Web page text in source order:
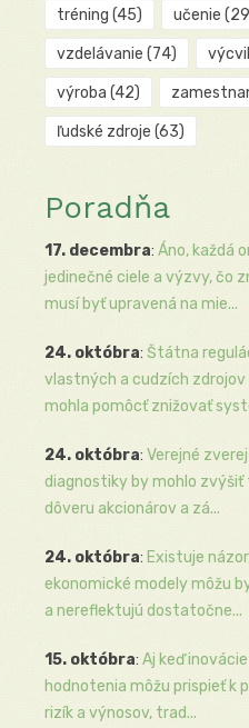
tréning (45) učenie
vzdelávanie (74)
výroba (42)
ľudské zdroje (63)
Poradňa
17. decembra: Áno, každá
jedinečné ciele a výzvy, čo
musí byť upravená na mie...
24. októbra: Štátna
vlastných a cudzích
mohla pomôcť znižovať
24. októbra: Verejné
diagnostiky by mohlo
dôveru akcionárov a zá...
24. októbra: Existuje
ekonomické modely môžu
a nereflektujú dostatočne...
15. októbra: Aj keď
hodnotenia môžu prispieť k
rizík a výnosov, trad...